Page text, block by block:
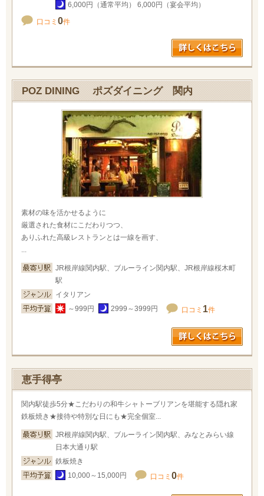
6,000円（通常平均） 6,000円（宴会平均）
口コミ 0件
POZ DINING ポズダイニング 関内
素材の味を活かせるように
厳選された食材にこだわりつつ、
ありふれた高級レストランとは一線を画す、
...
JR根岸線関内駅、ブルーライン関内駅、JR根岸線桜木町
駅
イタリアン
～999円
2999～3999円 口コミ 1件
恵手得亭
関内駅徒歩5分★こだわりの和牛シャトーブリアンを堪能する隠れ家
鉄板焼き★接待や特別な日にも★完全個室...
JR根岸線関内駅、ブルーライン関内駅、みなとみらい線
日本大通り駅
鉄板焼き
10,000～15,000円
口コミ 0件